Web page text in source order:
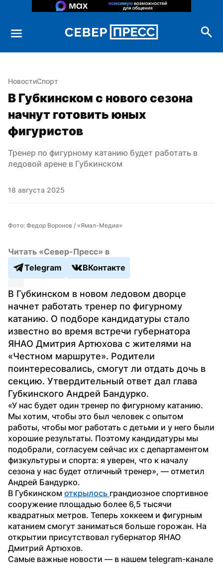
НовостиСпорт
В Губкинском с нового сезона
начнут готовить юных
фигуристов
Тренер по фигурному катанию будет работать в
ледовой арене в Губкинском
18 августа 2025
Фото: Федор Воронов / «Ямал-Медиа»
Читать «Север-Пресс» в
Telegram
ВКонтакте
В Губкинском в новом ледовом дворце
начнет работать тренер по фигурному
катанию. О подборе кандидатуры стало
известно во время встречи губернатора
ЯНАО Дмитрия Артюхова с жителями на
«Честном маршруте». Родители
поинтересовались, смогут ли отдать дочь в
секцию. Утвердительный ответ дал глава
Губкинского Андрей Бандурко.
«У нас будет один тренер по фигурному катанию.
Мы хотим, чтобы это был человек с опытом
работы, чтобы мог работать с детьми и у него были
хорошие результаты. Поэтому кандидатуры мы
подобрали, согласуем сейчас их с департаментом
физкультуры и спорта: я уверен, что к началу
сезона у нас будет отличный тренер», — отметил
Андрей Бандурко.
В Губкинском открылось грандиозное спортивное
сооружение площадью более 6,5 тысячи
квадратных метров. Теперь хоккеем и фигурным
катанием смогут заниматься больше горожан. На
открытии присутствовал губернатор ЯНАО
Дмитрий Артюхов.